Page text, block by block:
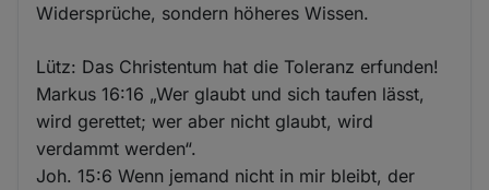
Widersprüche, sondern höheres Wissen.
Lütz: Das Christentum hat die Toleranz erfunden!
Markus 16:16 „Wer glaubt und sich taufen lässt,
wird gerettet; wer aber nicht glaubt, wird
verdammt werden“.
Joh. 15:6 Wenn jemand nicht in mir bleibt, der